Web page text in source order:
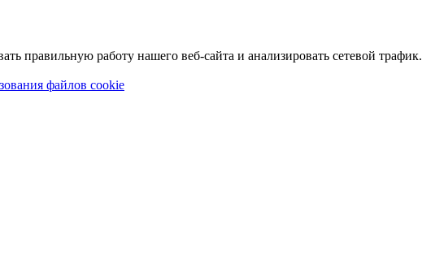
правильную работу нашего веб-сайта и анализировать сетевой трафик.
файлов cookie